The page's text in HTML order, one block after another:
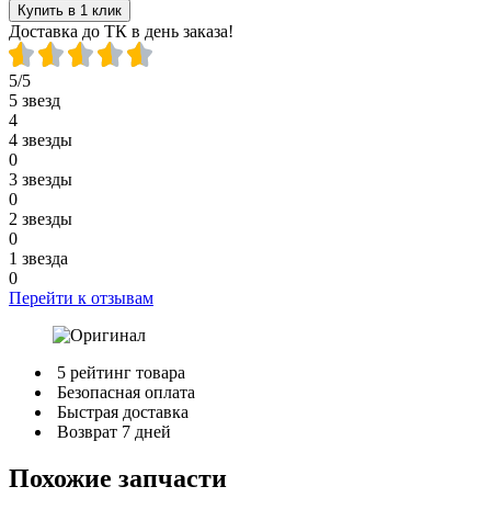
Купить в 1 клик
Доставка до ТК в день заказа!
5/5
5 звезд
4
4 звезды
0
3 звезды
0
2 звезды
0
1 звезда
0
Перейти к отзывам
5 рейтинг товара
Безопасная оплата
Быстрая доставка
Возврат 7 дней
Похожие запчасти